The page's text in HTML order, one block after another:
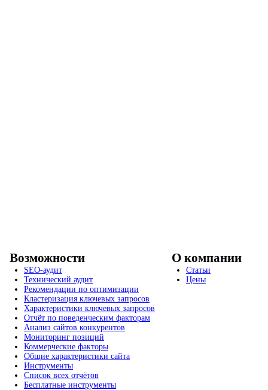
Возможности
SEO-аудит
Технический аудит
Рекомендации по оптимизации
Кластеризация ключевых запросов
Характеристики ключевых запросов
Отчёт по поведенческим факторам
Анализ сайтов конкурентов
Мониторинг позиций
Коммерческие факторы
Общие характеристики сайта
Инструменты
Список всех отчётов
Бесплатные инструменты
О компании
Статьи
Цены